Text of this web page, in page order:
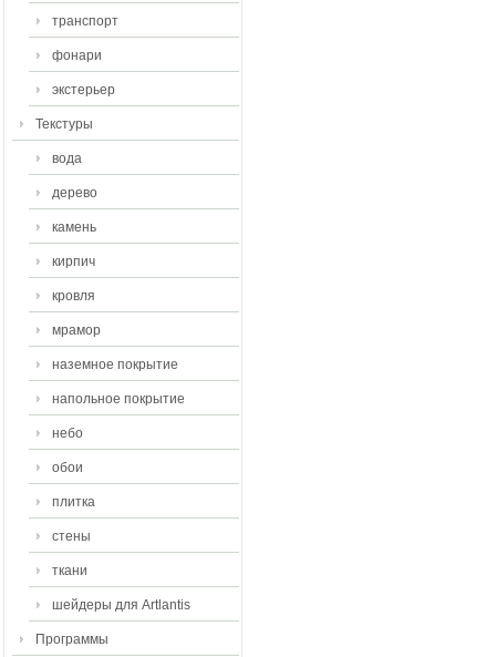
транспорт
фонари
экстерьер
Текстуры
вода
дерево
камень
кирпич
кровля
мрамор
наземное покрытие
напольное покрытие
небо
обои
плитка
стены
ткани
шейдеры для Artlantis
Программы